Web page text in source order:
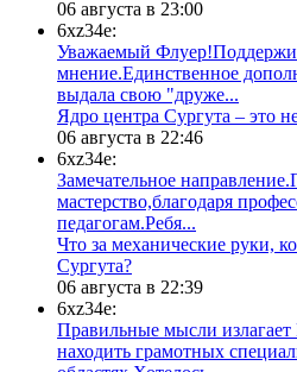
06 августа в 23:00
6xz34e:
Уважаемый
мнение.Единственное
выдала свою "друже...
​Ядро центра Сургута ‒ это
06 августа в 22:46
6xz34e:
Замечательное
мастерство,благодаря
педагогам.Ребя...
​Что за механические руки,
Сургута?
06 августа в 22:39
6xz34e:
Правильные мысли
находить грамотных